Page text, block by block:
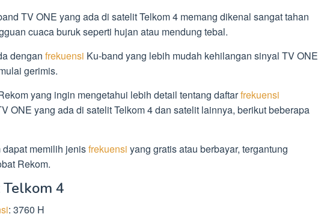
TV ONE yang ada di satelit Telkom 4 memang dikenal sangat tahan
cuaca buruk seperti hujan atau mendung tebal.
dengan frekuensi Ku-band yang lebih mudah kehilangan sinyal TV ONE
gerimis.
yang ingin mengetahui lebih detail tentang daftarfrekuensi
ONE yang ada di satelit Telkom 4 dan satelit lainnya, berikut beberapa
memilih jenisfrekuensi yang gratis atau berbayar, tergantung
Rekom.
4
: 3760 H